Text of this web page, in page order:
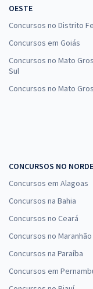
OESTE
Concursos no Distrito
Concursos em Goiás
Concursos no Mato
Sul
Concursos no Mato
CONCURSOS NO
Concursos em Alagoas
Concursos na Bahia
Concursos no Ceará
Concursos no Maranhão
Concursos na Paraíba
Concursos em